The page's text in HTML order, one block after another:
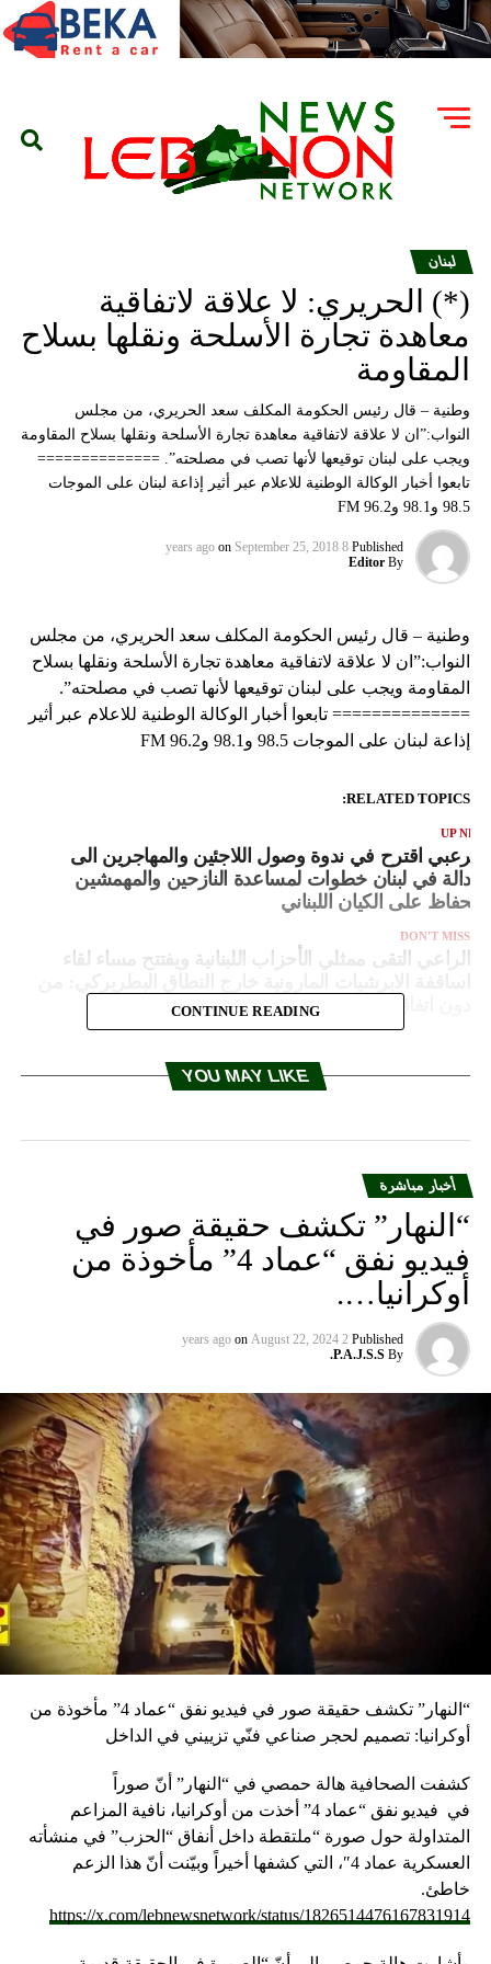
لبنان
(*) الحريري: لا علاقة لاتفاقية
معاهدة تجارة الأسلحة ونقلها بسلاح
المقاومة
وطنية – قال رئيس الحكومة المكلف سعد الحريري، من مجلس
النواب:”ان لا علاقة لاتفاقية معاهدة تجارة الأسلحة ونقلها بسلاح المقاومة
ويجب على لبنان توقيعها لأنها تصب في مصلحته”. ==============
تابعوا أخبار الوكالة الوطنية للاعلام عبر أثير إذاعة لبنان على الموجات
98.5 و98.1 و96.2 FM
Published
8 years ago
on September 25, 2018
By
Editor
وطنية – قال رئيس الحكومة المكلف سعد الحريري، من مجلس
النواب:”ان لا علاقة لاتفاقية معاهدة تجارة الأسلحة ونقلها بسلاح
المقاومة ويجب على لبنان توقيعها لأنها تصب في مصلحته”.
============== تابعوا أخبار الوكالة الوطنية للاعلام عبر أثير
إذاعة لبنان على الموجات 98.5 و98.1 و96.2 FM
RELATED TOPICS:
UP
اقترح في ندوة وصول اللاجئين والمهاجرين الى
في لبنان خطوات لمساعدة النازحين والمهمشين
على الكيان اللبناني
DON'T MISS
الراعي التقى ممثلي الأحزاب اللبنانية ويفتتح مساء لقاء
دون اتفاق الموارنة لا يقوم لبنان
CONTINUE READING
YOU MAY LIKE
أخبار مباشرة
“النهار” تكشف حقيقة صور في
فيديو نفق “عماد 4” مأخوذة من
أوكرانيا….
Published
2 years ago
on August 22, 2024
By
P.A.J.S.S.
“النهار” تكشف حقيقة صور في فيديو نفق “عماد 4” مأخوذة من
أوكرانيا: تصميم لحجر صناعي فنّي تزييني في الداخل
كشفت الصحافية هالة حمصي في “النهار” أنّ صوراً
في فيديو
نفق “عماد 4” أخذت من أوكرانيا، نافية المزاعم
المتداولة حول صورة “ملتقطة داخل أنفاق “الحزب” في منشأته
العسكرية عماد 4″، التي كشفها أخيراً وبيّنت أنّ هذا الزعم
خاطئ.
https://x.com/lebnewsnetwork/status/1826514476167831914